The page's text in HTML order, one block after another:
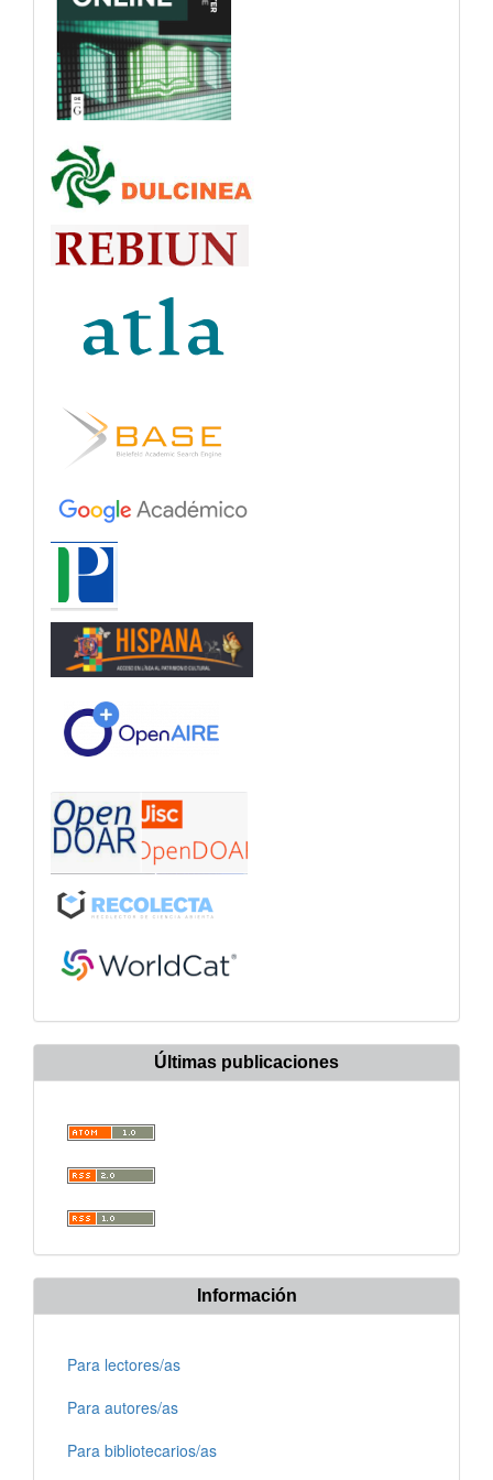
Últimas publicaciones
Información
Para lectores/as
Para autores/as
Para bibliotecarios/as